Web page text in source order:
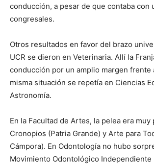
conducción, a pesar de que contaba con
congresales.
Otros resultados en favor del brazo
UCR se dieron en Veterinaria. Allí la
conducción por un amplio margen frente
misma situación se repetía en Ciencias
Astronomía.
En la Facultad de Artes, la pelea era muy
Cronopios (Patria Grande) y Arte para
Cámpora). En Odontología no hubo
Movimiento Odontológico Independiente